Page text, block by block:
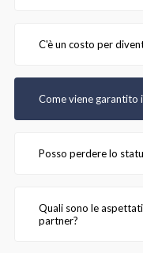
C'è un costo per
Come viene garantito
Posso perdere lo
Quali sono le
partner?